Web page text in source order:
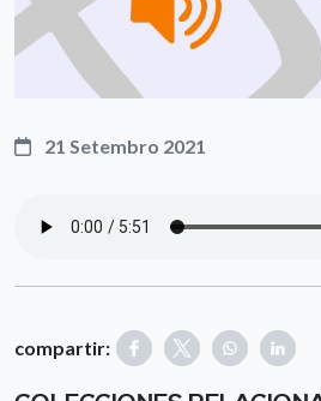
21 Setembro 2021
compartir: